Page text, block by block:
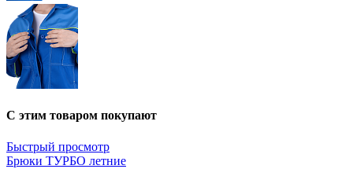
С этим товаром покупают
Быстрый просмотр
Брюки ТУРБО летние